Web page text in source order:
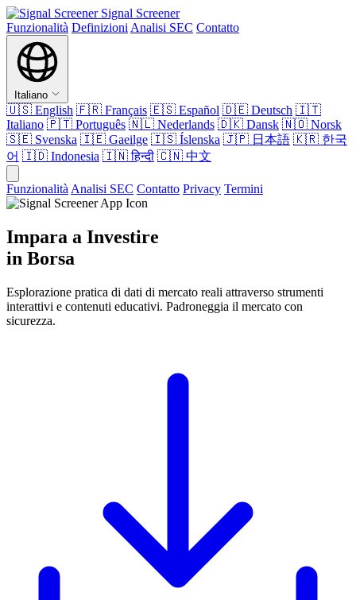
Signal Screener
Funzionalità Definizioni Analisi SEC Contatto
Italiano
🇺🇸 English 🇫🇷 Français 🇪🇸 Español 🇩🇪 Deutsch 🇮🇹
Italiano 🇵🇹 Português 🇳🇱 Nederlands 🇩🇰 Dansk 🇳🇴 Norsk
🇸🇪 Svenska 🇮🇪 Gaeilge 🇮🇸 Íslenska 🇯🇵 日本語 🇰🇷 한국
어 🇮🇩 Indonesia 🇮🇳हिन्दी 🇨🇳 中文
Funzionalità Analisi SEC Contatto Privacy Termini
Impara a Investire
in Borsa
Esplorazione pratica di dati di mercato reali attraverso strumenti
interattivi e contenuti educativi. Padroneggia il mercato con
sicurezza.